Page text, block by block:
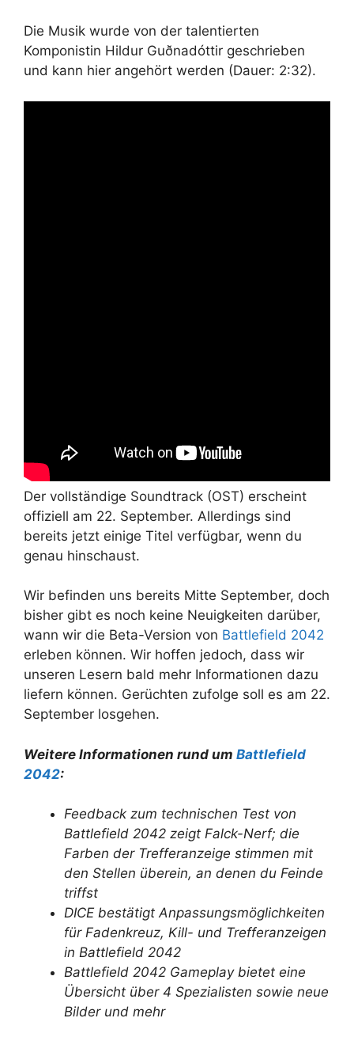
Die Musik wurde von der talentierten
Komponistin Hildur Guðnadóttir geschrieben
und kann hier angehört werden (Dauer: 2:32).
Der vollständige Soundtrack (OST) erscheint
offiziell am 22. September. Allerdings sind
bereits jetzt einige Titel verfügbar, wenn du
genau hinschaust.
Wir befinden uns bereits Mitte September, doch
bisher gibt es noch keine Neuigkeiten darüber,
wann wir die Beta-Version von Battlefield 2042
erleben können. Wir hoffen jedoch, dass wir
unseren Lesern bald mehr Informationen dazu
liefern können. Gerüchten zufolge soll es am 22.
September losgehen.
Weitere Informationen rund um Battlefield
2042:
Feedback zum technischen Test von
Battlefield 2042 zeigt Falck-Nerf; die
Farben der Trefferanzeige stimmen mit
den Stellen überein, an denen du Feinde
triffst
DICE bestätigt Anpassungsmöglichkeiten
für Fadenkreuz, Kill- und Trefferanzeigen
in Battlefield 2042
Battlefield 2042 Gameplay bietet eine
Übersicht über 4 Spezialisten sowie neue
Bilder und mehr